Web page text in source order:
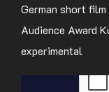
German short
Audience Award
experimental